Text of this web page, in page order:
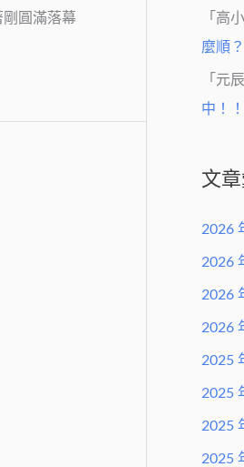
圓滿落幕 「 高
麼順？
「 元
中！
文
2026
2026
2026
2026
2025
2025
2025
2025